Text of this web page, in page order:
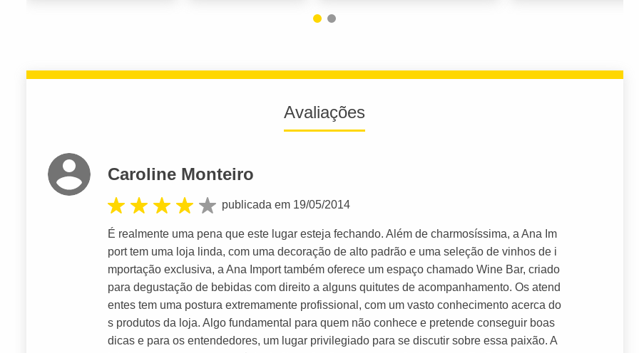
Avaliações
Caroline Monteiro
publicada em 19/05/2014
É realmente uma pena que este lugar esteja fechando. Além de charmosíssima, a Ana Im
port tem uma loja linda, com uma decoração de alto padrão e uma seleção de vinhos de i
mportação exclusiva, a Ana Import também oferece um espaço chamado Wine Bar, criado
para degustação de bebidas com direito a alguns quitutes de acompanhamento. Os atend
entes tem uma postura extremamente profissional, com um vasto conhecimento acerca do
s produtos da loja. Algo fundamental para quem não conhece e pretende conseguir boas
dicas e para os entendedores, um lugar privilegiado para se discutir sobre essa paixão. A